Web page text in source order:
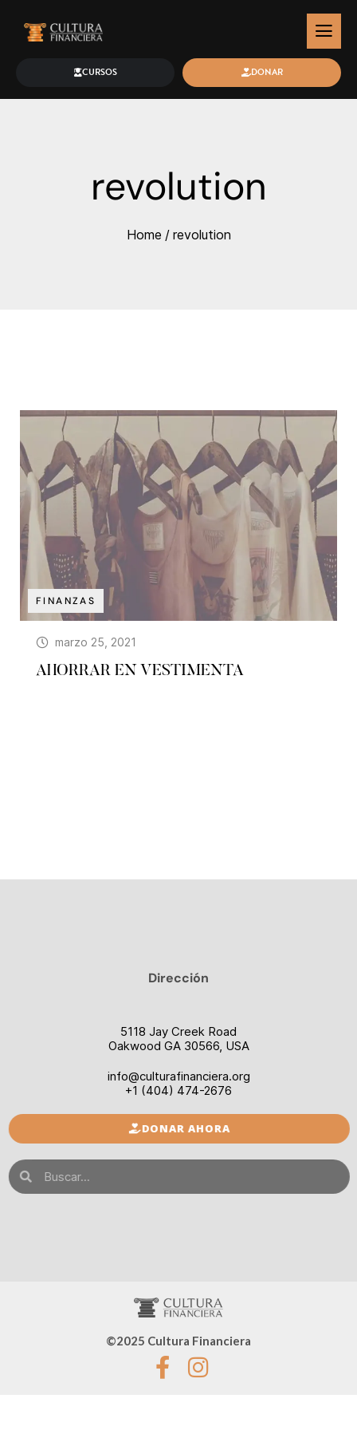
CURSOS DONAR
revolution
Home / revolution
FINANZAS
marzo 25, 2021
AHORRAR EN VESTIMENTA
Dirección
5118 Jay Creek Road
Oakwood GA 30566, USA
info@culturafinanciera.org
+1 (404) 474-2676
DONAR AHORA
©2025 Cultura Financiera